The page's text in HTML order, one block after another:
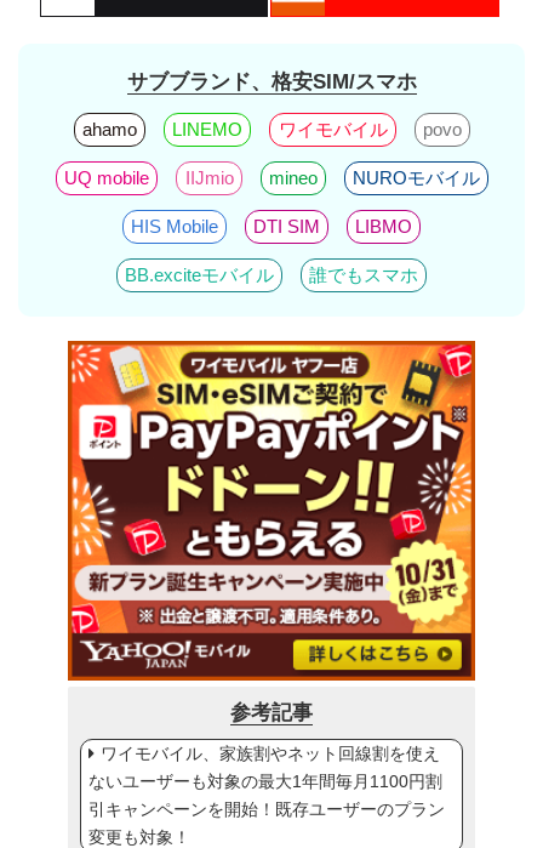
サブブランド、格安SIM/スマホ
ahamo LINEMO ワイモバイル povo
UQ mobile IIJmio mineo NUROモバイル
HIS Mobile DTI SIM LIBMO
BB.exciteモバイル 誰でもスマホ
参考記事
ワイモバイル、家族割やネット回線割を使え
ないユーザーも対象の最大1年間毎月1100円割
引キャンペーンを開始！既存ユーザーのプラン
変更も対象！